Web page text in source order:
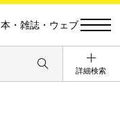
本・雑誌・ウェブ
詳細検索